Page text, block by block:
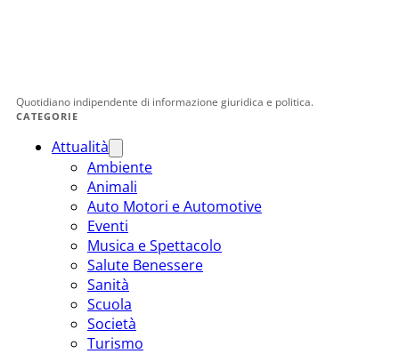
Quotidiano indipendente di informazione giuridica e politica.
CATEGORIE
Attualità
Ambiente
Animali
Auto Motori e Automotive
Eventi
Musica e Spettacolo
Salute Benessere
Sanità
Scuola
Società
Turismo